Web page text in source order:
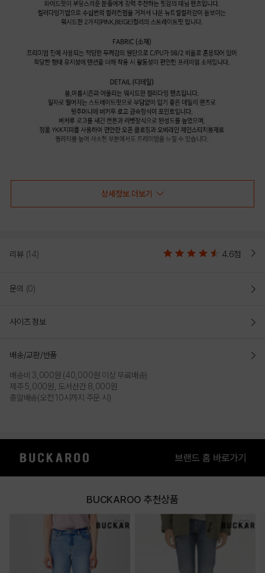
상세정보 더보기
리뷰 (14) 4.6점
문의 (0)
사이즈 정보
배송/교환/반품
배송비 3,000원 (40,000원 이상 무료배송)
제주 5,000원, 도서산간 8,000원
총알배송(오전 10시까지 주문 시)
BUCKAROO 추천상품